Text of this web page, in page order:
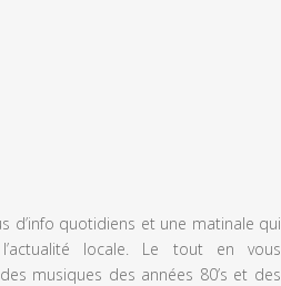
d’info quotidiens et une matinale qui
locale. Le tout en vous
musiques des années 80’s et des